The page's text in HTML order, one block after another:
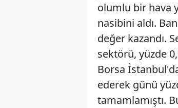
olumlu bir hava
nasibini aldı.
değer kazandı.
sektörü, yüzde
Borsa
ederek günü
tamamlamıştı.